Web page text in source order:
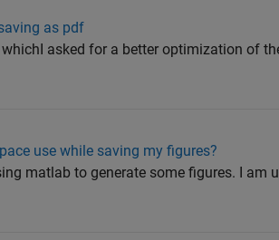
as pdf
asked for a better optimization of
use while saving my figures?
matlab to generate some figures. I am